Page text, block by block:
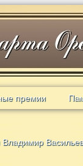
премии
Владимир